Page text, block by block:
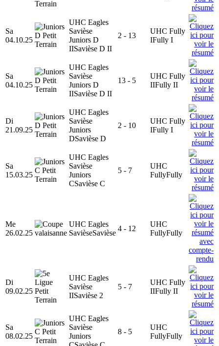
Sa
04.10.25
UHC Eagles
Savièse
Juniors D
IISavièse D II
2 - 13
UHC Fully
IFully I
Sa
04.10.25
UHC Eagles
Savièse
Juniors D
IISavièse D II
13 - 5
UHC Fully
IIFully II
Di
21.09.25
UHC Eagles
Savièse
Juniors
DSavièse D
2 - 10
UHC Fully
IFully I
Sa
15.03.25
UHC Eagles
Savièse
Juniors
CSavièse C
5 - 7
UHC
FullyFully
Me
26.02.25
UHC Eagles
SavièseSavièse
4 - 12
UHC
FullyFully
Di
09.02.25
UHC Eagles
Savièse
IISavièse 2
5 - 7
UHC Fully
IIFully II
Sa
08.02.25
UHC Eagles
Savièse
Juniors
8 - 5
UHC
FullyFully